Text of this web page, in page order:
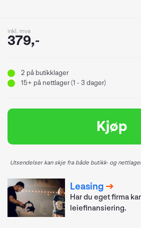
inkl. mva
379,-
2 på butikklager
15+ på nettlager (1 - 3 dager)
Kjøp
Utsendelser kan skje fra både butikk- og
Leasing
Har du eget firma
leiefinansiering.